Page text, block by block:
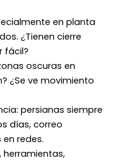
en planta
¿Tienen cierre
fácil?
oscuras en
¿Se ve movimiento
persianas siempre
días, correo
redes.
herramientas,